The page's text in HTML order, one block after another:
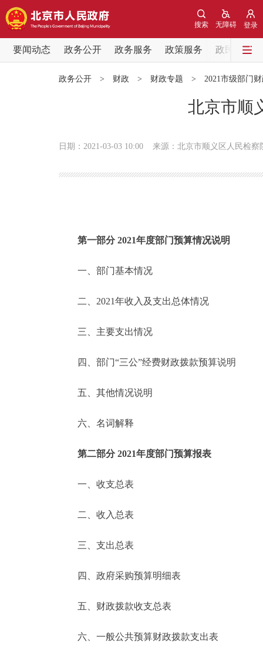
登录
无障碍
搜索
要闻动态 政务公开 政务服务 政策服务
政民互动
便民服务
中介服务
政民互动
12345网上接诉即办
参与调查
走进北京
北京概况
绿色北京
政务公开 > 财政 > 财政专题 > 2021市级部门
北京市顺
日期：2021-03-03 10:00 来源：北京市顺义区人民检察
第一部分 2021年度部门预算情况说明
一、部门基本情况
二、2021年收入及支出总体情况
三、主要支出情况
四、部门“三公”经费财政拨款预算说明
五、其他情况说明
六、名词解释
第二部分 2021年度部门预算报表
一、收支总表
二、收入总表
三、支出总表
四、政府采购预算明细表
五、财政拨款收支总表
六、一般公共预算财政拨款支出表